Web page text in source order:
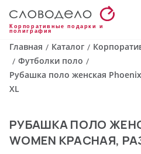
Корпоративные подарки и
полиграфия
Главная / Каталог /
/ Футболки поло /
Рубашка поло женская
XL
РУБАШКА ПОЛО
WOMEN КРАСНАЯ,